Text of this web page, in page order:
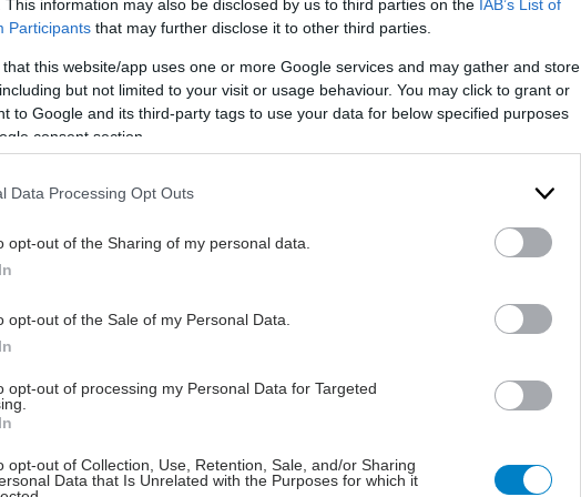
This information may also be disclosed by us to third parties on the IAB’s List of
Participants that may further disclose it to other third parties.
that this website/app uses one or more Google services and may gather and store
but not limited to your visit or usage behaviour. You may click to grant or
to Google and its third-party tags to use your data for below specified purposes
consent section.
Data Processing Opt Outs
opt-out of the Sharing of my personal data.
opt-out of the Sale of my Personal Data.
opt-out of processing my Personal Data for Targeted
opt-out of Collection, Use, Retention, Sale, and/or Sharing
Data that Is Unrelated with the Purposes for which it
με γρίπη
το ιικό φορτίο στα λύματα σε CoViD και γρίπη, η
και αυτή την φορά πτωτική σε όλη την Επικράτεια.
πάντως τα
άτομα που πληρούν τις προϋποθέσεις για
ιδιαίτερα εκείνοι που διατρέχουν υψηλότερο
νοσήματα),να εμβολιάζονται για τα δύο νοσήματα
αναπνευστική υγιεινή,συχνό πλύσιμο των